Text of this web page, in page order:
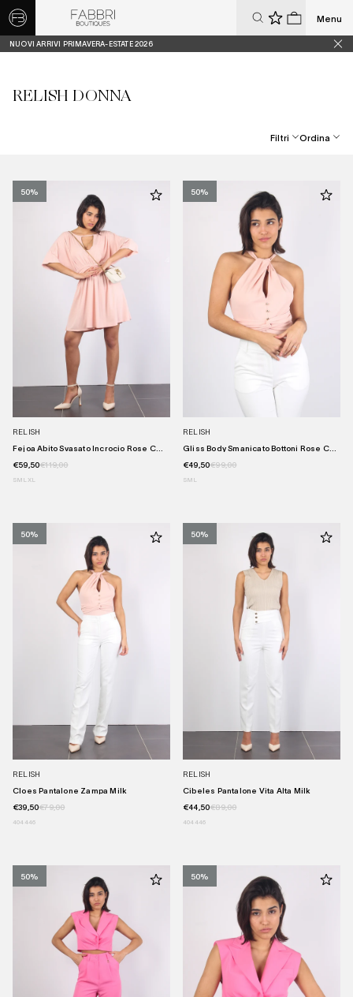
0 0
Menu
NUOVI ARRIVI PRIMAVERA-ESTATE 2026
RELISH DONNA
Filtri Ordina
Prezzo Crescente
Prezzo Decrescente
Dal Più Recente
50%
RELISH
Fejoa Abito Svasato Incrocio Rose C...
€59,50€119,00
SM L XL
50%
RELISH
Gliss Body Smanicato Bottoni Rose C...
€49,50€99,00
SM L
50%
RELISH
Cloes Pantalone Zampa Milk
€39,50€79,00
4044 46
50%
RELISH
Cibeles Pantalone Vita Alta Milk
€44,50€89,00
4044 46
50% 50%